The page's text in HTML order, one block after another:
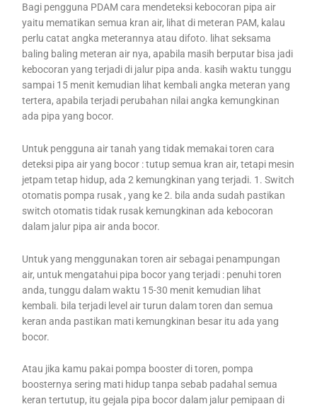
Bagi pengguna PDAM cara mendeteksi kebocoran pipa air
yaitu mematikan semua kran air, lihat di meteran PAM, kalau
perlu catat angka meterannya atau difoto. lihat seksama
baling baling meteran air nya, apabila masih berputar bisa jadi
kebocoran yang terjadi di jalur pipa anda. kasih waktu tunggu
sampai 15 menit kemudian lihat kembali angka meteran yang
tertera, apabila terjadi perubahan nilai angka kemungkinan
ada pipa yang bocor.
Untuk pengguna air tanah yang tidak memakai toren cara
deteksi pipa air yang bocor : tutup semua kran air, tetapi mesin
jetpam tetap hidup, ada 2 kemungkinan yang terjadi. 1. Switch
otomatis pompa rusak , yang ke 2. bila anda sudah pastikan
switch otomatis tidak rusak kemungkinan ada kebocoran
dalam jalur pipa air anda bocor.
Untuk yang menggunakan toren air sebagai penampungan
air, untuk mengatahui pipa bocor yang terjadi : penuhi toren
anda, tunggu dalam waktu 15-30 menit kemudian lihat
kembali. bila terjadi level air turun dalam toren dan semua
keran anda pastikan mati kemungkinan besar itu ada yang
bocor.
Atau jika kamu pakai pompa booster di toren, pompa
boosternya sering mati hidup tanpa sebab padahal semua
keran tertutup, itu gejala pipa bocor dalam jalur pemipaan di